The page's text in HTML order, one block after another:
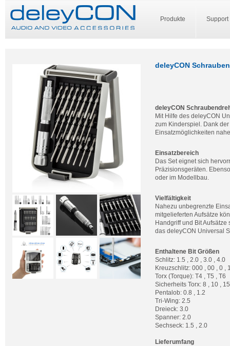
Produkte Support
deleyCON
deleyCON
Mit Hilfe des deleyCON
zum Kinderspiel. Dank
Einsatzmöglichkeiten
Einsatzbereich
Das Set eignet sich
Präzisionsgeräten.
oder im Modellbau.
Vielfältigkeit
Nahezu unbegrenzte
mitgelieferten Aufsätze
Handgriff und Bit
das deleyCON Universal
Enthaltene Bit Größen
Schlitz: 1.5 , 2.0 , 3.0 , 4.0
Kreuzschlitz: 000 , 00 , 0 ,
Torx (Torque): T4 , T5 , T6
Sicherheits Torx: 8 , 10 , 15
Pentalob: 0.8 , 1.2
Tri-Wing: 2.5
Dreieck: 3.0
Spanner: 2.0
Sechseck: 1.5 , 2.0
Lieferumfang